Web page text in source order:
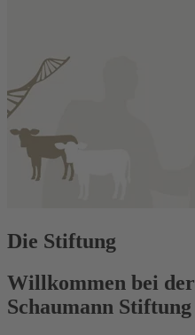
Die Stiftung
Willkommen bei
Schaumann Stiftung